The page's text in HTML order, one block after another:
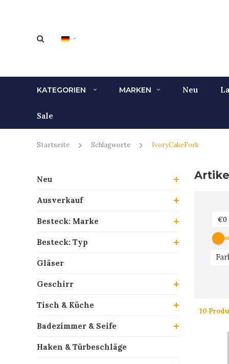
KATEGORIEN MARKEN Neu
Sale
Startseite Schlagworte IvoryCakeFork
Neu
Ausverkauf
Besteck: Marke
Besteck: Typ
Gläser
Geschirr
Tisch & Küche
Badezimmer & Seife
Haken & Türbeschläge
10